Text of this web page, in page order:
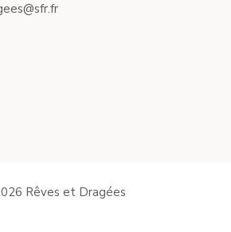
Rêves et Dragées